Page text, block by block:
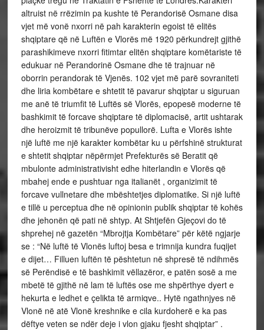
altruist në rrëzimin pa kushte të Perandorisë Osmane disa
vjet më vonë nxorri në pah karakterin egoist të elitës
shqiptare që në Luftën e Vlorës më 1920 përkundrejt gjithë
parashikimeve nxorri fitimtar elitën shqiptare komëtariste të
edukuar në Perandorinë Osmane dhe të trajnuar në
oborrin perandorak të Vjenës. 102 vjet më parë sovraniteti
dhe liria kombëtare e shtetit të pavarur shqiptar u siguruan
me anë të triumfit të Luftës së Vlorës, epopesë moderne të
bashkimit të forcave shqiptare të diplomacisë, artit ushtarak
dhe heroizmit të tribunëve popullorë. Lufta e Vlorës ishte
një luftë me një karakter kombëtar ku u përfshinë strukturat
e shtetit shqiptar nëpërmjet Prefekturës së Beratit që
mbulonte administrativisht edhe hiterlandin e Vlorës që
mbahej ende e pushtuar nga italianët , organizimit të
forcave vullnetare dhe mbështetjes diplomatike. Si një luftë
e tillë u perceptua dhe në opinionin publik shqiptar të kohës
dhe jehonën që pati në shtyp. At Shtjefën Gjeçovi do të
shprehej në gazetën “Mbrojtja Kombëtare” për këtë ngjarje
se : “Në luftë të Vlonës luftoj besa e trimnija kundra fuqijet
e dijet… Filluen luftën të pështetun në shpresë të ndihmës
së Perëndisë e të bashkimit vëllazëror, e patën sosë a me
mbetë të gjithë në lam të luftës ose me shpërthye dyert e
hekurta e ledhet e çelikta të armiqve.. Hytë ngathnjyes në
Vlonë në atë Vlonë kreshnike e cila kurdoherë e ka pas
dëftye veten se ndër deje i vlon gjaku fjesht shqiptar” .